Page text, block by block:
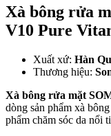
Xà bông rửa
V10 Pure
Xuất xứ: Hàn
Thương hiệu:
Xà bông rửa mặt
dòng sản phẩm xà
phẩm chăm sóc da nổi